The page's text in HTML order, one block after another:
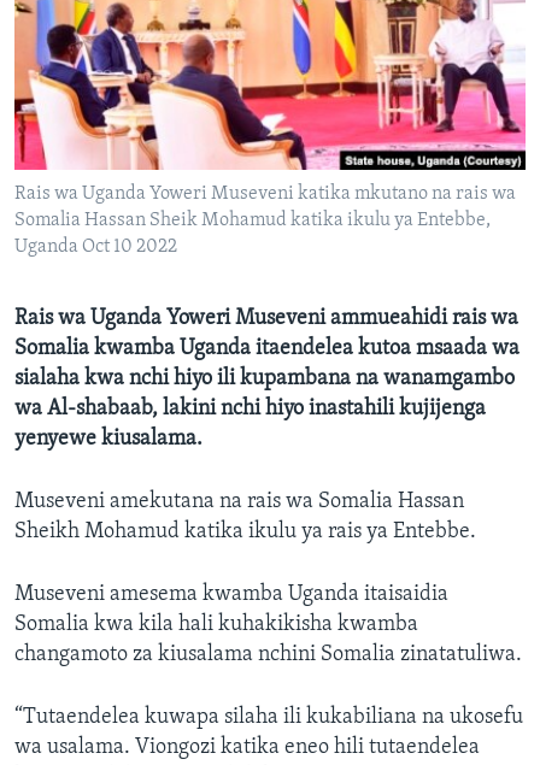
Rais wa Uganda Yoweri Museveni katika mkutano na rais wa
Somalia Hassan Sheik Mohamud katika ikulu ya Entebbe,
Uganda Oct 10 2022
Rais wa Uganda Yoweri Museveni ammueahidi rais wa
Somalia kwamba Uganda itaendelea kutoa msaada wa
sialaha kwa nchi hiyo ili kupambana na wanamgambo
wa Al-shabaab, lakini nchi hiyo inastahili kujijenga
yenyewe kiusalama.
Museveni amekutana na rais wa Somalia Hassan
Sheikh Mohamud katika ikulu ya rais ya Entebbe.
Museveni amesema kwamba Uganda itaisaidia
Somalia kwa kila hali kuhakikisha kwamba
changamoto za kiusalama nchini Somalia zinatatuliwa.
“Tutaendelea kuwapa silaha ili kukabiliana na ukosefu
wa usalama. Viongozi katika eneo hili tutaendelea